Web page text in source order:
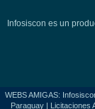
Infosiscon es un
WEBS AMIGAS:
Paraguay | Licitaciones